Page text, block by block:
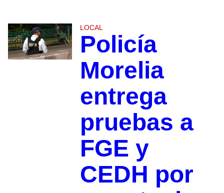
LOCAL
Policía
Morelia
entrega
pruebas a
FGE y
CEDH por